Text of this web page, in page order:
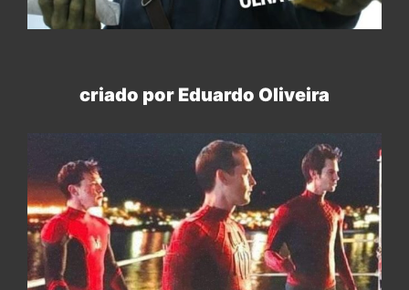
criado por Eduardo Oliveira